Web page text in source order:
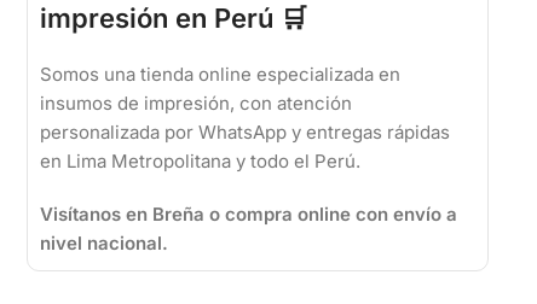
impresión en Perú 🛒
Somos una tienda online especializada en
insumos de impresión, con atención
personalizada por WhatsApp y entregas rápidas
en Lima Metropolitana y todo el Perú.
Visítanos en Breña o compra online con envío a
nivel nacional.